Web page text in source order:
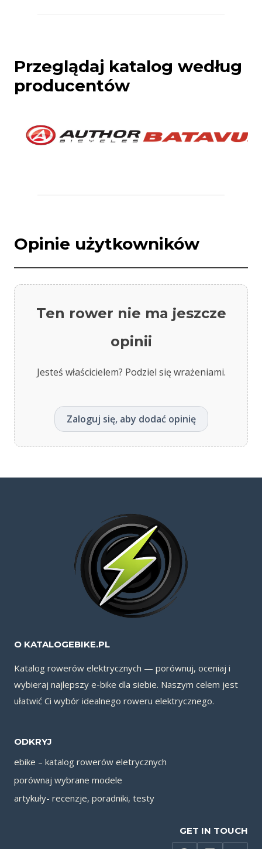
Przeglądaj katalog według
producentów
Opinie użytkowników
Ten rower nie ma jeszcze
opinii
Jesteś właścicielem? Podziel się wrażeniami.
Zaloguj się, aby dodać opinię
O KATALOGEBIKE.PL
Katalog rowerów elektrycznych — porównuj, oceniaj i
wybieraj najlepszy e-bike dla siebie. Naszym celem jest
ułatwić Ci wybór idealnego roweru elektrycznego.
ODKRYJ
ebike – katalog rowerów eletrycznych
porównaj wybrane modele
artykuły- recenzje, poradniki, testy
GET IN TOUCH